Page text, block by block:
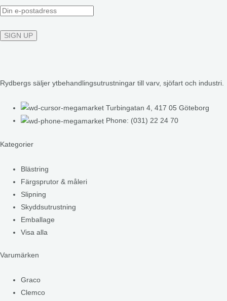
Rydbergs säljer ytbehandlingsutrustningar till varv, sjöfart och industri.
Turbingatan 4, 417 05 Göteborg
Phone: (031) 22 24 70
Kategorier
Blästring
Färgsprutor & måleri
Slipning
Skyddsutrustning
Emballage
Visa alla
Varumärken
Graco
Clemco